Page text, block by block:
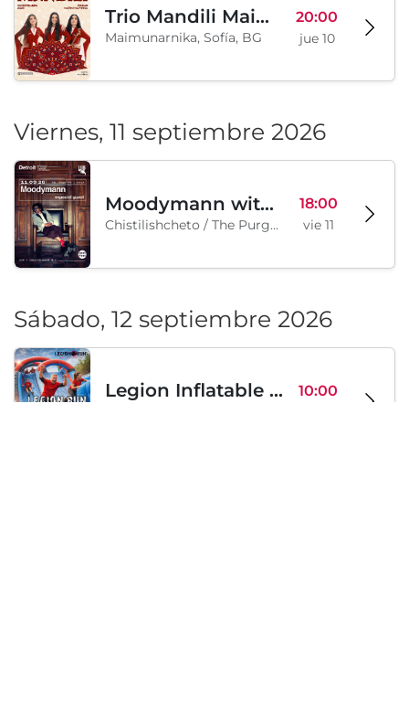
Trio Mandili Maimunarnika- Sofia
Maimunarnika, Sofía, BG
20:00
jue 10
Viernes, 11 septiembre 2026
Moodymann with special guests
Chistilishcheto / The Purgatory, Sofía, BG
18:00
vie 11
Sábado, 12 septiembre 2026
Legion Inflatable Family Run - Sofia 10:00